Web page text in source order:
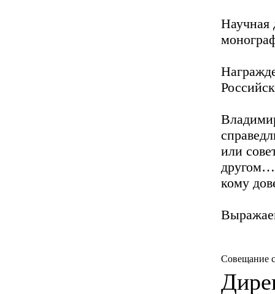
Научная
или
другом…
кому
Совещание